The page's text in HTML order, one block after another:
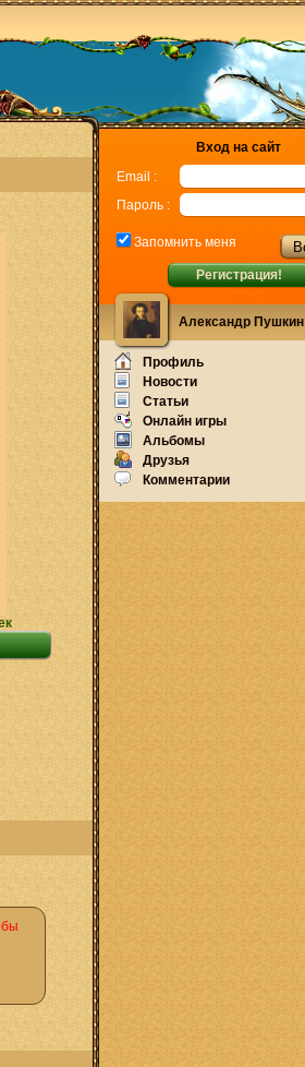
Вход на сайт
Email :
Пароль :
Запомнить меня
Регистрация!
Александр Пушкин
Профиль
Новости
Статьи
Онлайн игры
Альбомы
Друзья
Комментарии